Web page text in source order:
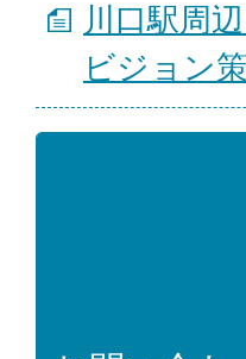
川口駅周
ビジョン